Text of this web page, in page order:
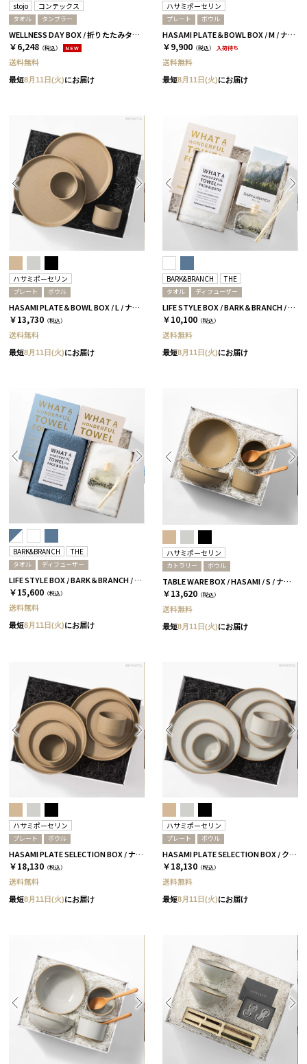
stojo コンテックス
タオル タンブラー
WELLNESS DAY BOX / 折りたたみタンブラー+タオル / ペール
￥6,248 （税込） NEW
送料無料
最短8月11日(火)にお届け
ハサミポーセリン
プレート ボウル
HASAMI PLATE＆BOWL BOX / M / ナチュラル［ハサミポーセリン］
￥9,900 （税込） 入荷待ち
送料無料
最短8月11日(火)にお届け
ハサミポーセリン
プレート ボウル
HASAMI PLATE＆BOWL BOX / L / ナチュラル［ハサミポーセリン］
￥13,730 （税込）
送料無料
最短8月11日(火)にお届け
BARK&BRANCH THE
タオル ディフューザー
LIFE STYLE BOX / BARK＆BRANCH / ホワイト
￥10,100 （税込）
送料無料
最短8月11日(火)にお届け
BARK&BRANCH THE
タオル ディフューザー
LIFE STYLE BOX / BARK＆BRANCH / DUO / ブルー＆ホワイト
￥15,600 （税込）
送料無料
最短8月11日(火)にお届け
ハサミポーセリン
カトラリー ボウル
TABLE WARE BOX / HASAMI / S / ナチュラル［ハサミポーセリン］
￥13,620 （税込）
送料無料
最短8月11日(火)にお届け
ハサミポーセリン
プレート ボウル
HASAMI PLATE SELECTION BOX / ナチュラル［ハサミポーセリン］
￥18,130 （税込）
送料無料
最短8月11日(火)にお届け
ハサミポーセリン
プレート ボウル
HASAMI PLATE SELECTION BOX / クリア［ハサミポーセリン］
￥18,130 （税込）
送料無料
最短8月11日(火)にお届け